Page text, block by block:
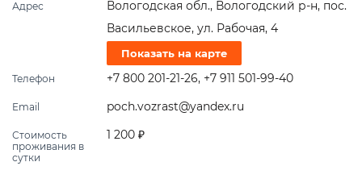
Адрес
Вологодская обл., Вологодский р-н, пос.
Васильевское, ул. Рабочая, 4
Показать на карте
Телефон +7 800 201-21-26, +7 911 501-99-40
Email poch.vozrast@yandex.ru
Стоимость
проживания в
сутки
1 200 ₽